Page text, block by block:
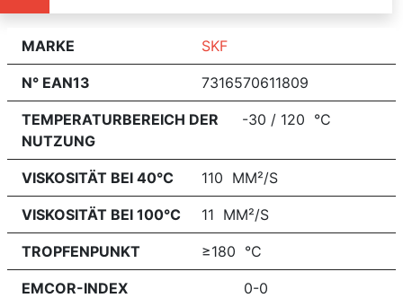
MARKE SKF
N° EAN13 7316570611809
TEMPERATURBEREICH DER
NUTZUNG
-30 / 120 °C
VISKOSITÄT BEI 40°C 110 MM²/S
VISKOSITÄT BEI 100°C 11 MM²/S
TROPFENPUNKT ≥180 °C
EMCOR-INDEX
0-0